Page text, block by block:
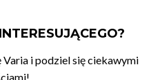
i podziel się ciekawymi